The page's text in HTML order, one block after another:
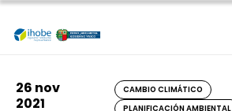
Pasar al contenido principal
26 nov
2021
CAMBIO CLIMÁTICO
PLANIFICACIÓN AMBIENTAL